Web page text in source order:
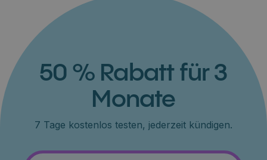
50 % Rabatt für 3
Monate
7 Tage kostenlos testen, jederzeit kündigen.